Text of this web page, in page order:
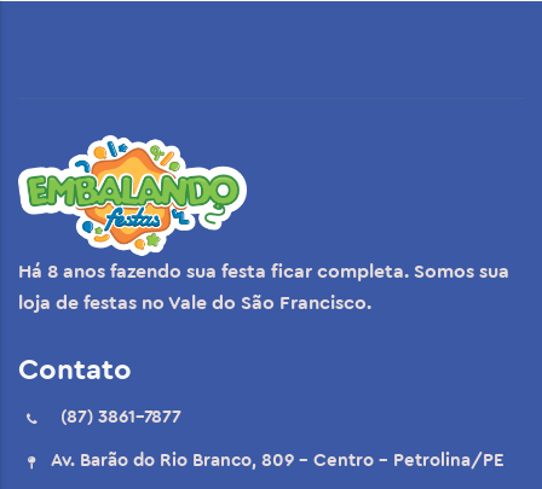
Há 8 anos fazendo sua festa ficar completa. Somos sua
loja de festas no Vale do São Francisco.
Contato
(87) 3861-7877
Av. Barão do Rio Branco, 809 - Centro - Petrolina/PE